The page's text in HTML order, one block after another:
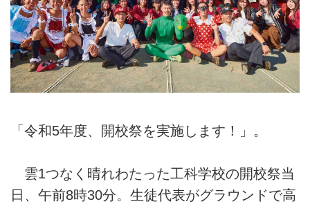
「令和5年度、開校祭を実施します！」。
雲1つなく晴れわたった工科学校の開校祭当
日、午前8時30分。生徒代表がグラウンドで高